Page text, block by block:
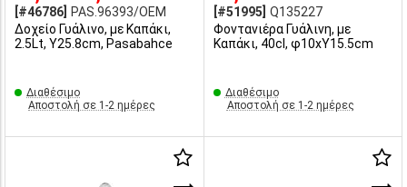
[#46786]
PAS.96393/OEM
Δοχείο Γυάλινο, με Καπάκι,
2.5Lt, Y25.8cm, Pasabahce
Διαθέσιμο
Αποστολή σε 1-2 ημέρες
[#51995] Q135227
Φοντανιέρα Γυάλινη, με
Καπάκι, 40cl, φ10xΥ15.5cm
Διαθέσιμο
Αποστολή σε 1-2 ημέρες